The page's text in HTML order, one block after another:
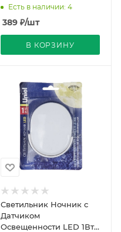
Есть в наличии: 4
389₽/шт
В КОРЗИНУ
Светильник Ночник с
Датчиком
Освещенности LED 1Вт